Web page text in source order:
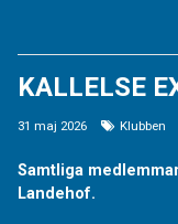
KALLELSE
31 maj 2026 Klubben
Samtliga
Landehof.